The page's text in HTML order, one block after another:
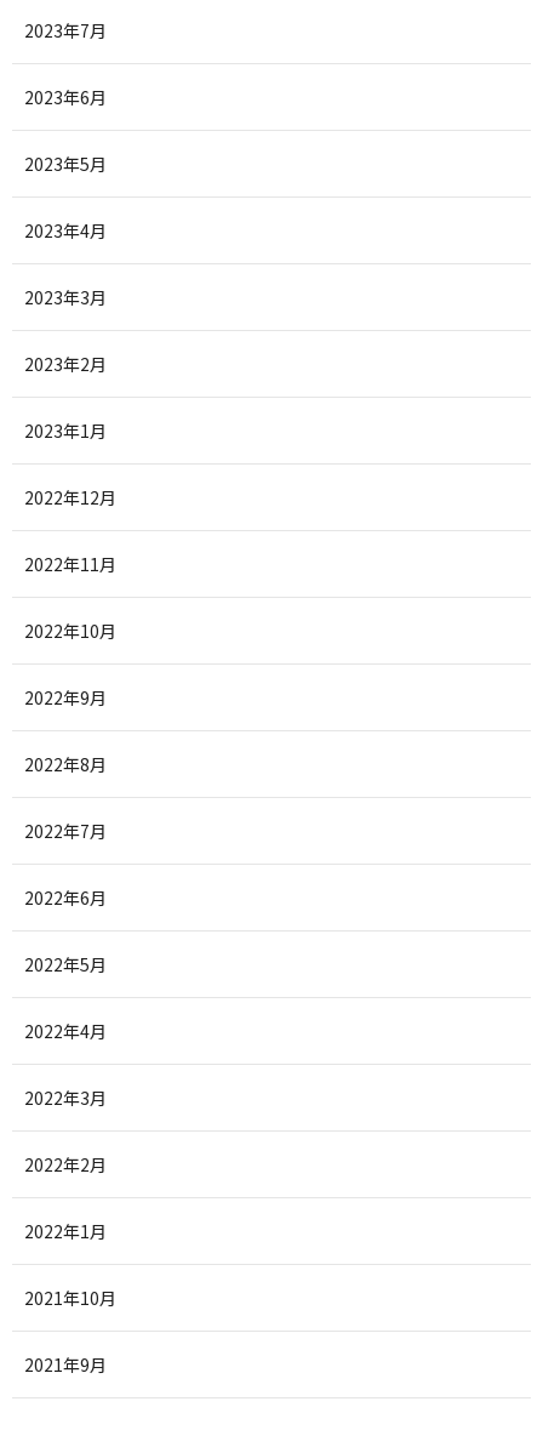
2023年7月
2023年6月
2023年5月
2023年4月
2023年3月
2023年2月
2023年1月
2022年12月
2022年11月
2022年10月
2022年9月
2022年8月
2022年7月
2022年6月
2022年5月
2022年4月
2022年3月
2022年2月
2022年1月
2021年10月
2021年9月